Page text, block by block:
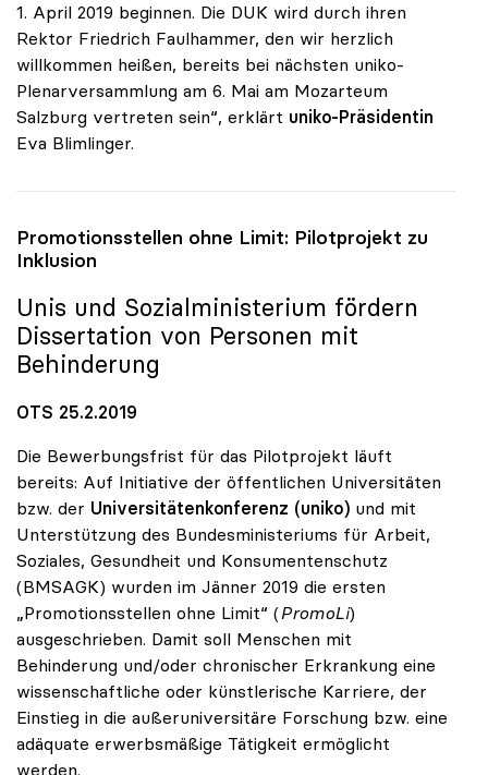
1. April 2019 beginnen. Die DUK wird durch ihren
Rektor Friedrich Faulhammer, den wir herzlich
willkommen heißen, bereits bei nächsten uniko-
Plenarversammlung am 6. Mai am Mozarteum
Salzburg vertreten sein“, erklärt uniko-Präsidentin
Eva Blimlinger.
Promotionsstellen ohne Limit: Pilotprojekt zu
Inklusion
Unis und Sozialministerium fördern
Dissertation von Personen mit
Behinderung
OTS 25.2.2019
Die Bewerbungsfrist für das Pilotprojekt läuft
bereits: Auf Initiative der öffentlichen Universitäten
bzw. der Universitätenkonferenz (uniko) und mit
Unterstützung des Bundesministeriums für Arbeit,
Soziales, Gesundheit und Konsumentenschutz
(BMSAGK) wurden im Jänner 2019 die ersten
„Promotionsstellen ohne Limit“ (PromoLi)
ausgeschrieben. Damit soll Menschen mit
Behinderung und/oder chronischer Erkrankung eine
wissenschaftliche oder künstlerische Karriere, der
Einstieg in die außeruniversitäre Forschung bzw. eine
adäquate erwerbsmäßige Tätigkeit ermöglicht
werden.